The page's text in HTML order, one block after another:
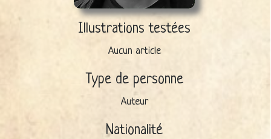
Illustrations testées
Aucun article
Type de personne
Auteur
Nationalité